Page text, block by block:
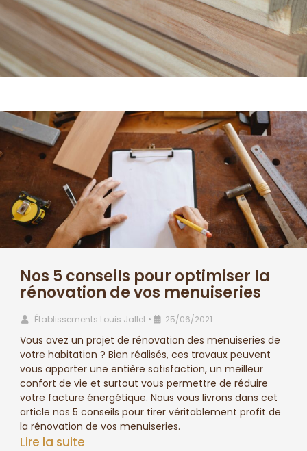
Nos 5 conseils pour optimiser la
rénovation de vos menuiseries
Établissements Louis Jallet • 25/06/2021
Vous avez un projet de rénovation des menuiseries de
votre habitation ? Bien réalisés, ces travaux peuvent
vous apporter une entière satisfaction, un meilleur
confort de vie et surtout vous permettre de réduire
votre facture énergétique. Nous vous livrons dans cet
article nos 5 conseils pour tirer véritablement profit de
la rénovation de vos menuiseries.
Lire la suite